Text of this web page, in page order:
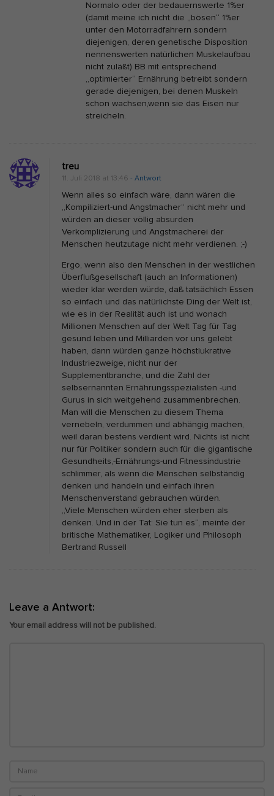
Normalo oder der bedauernswerte 1%er
(damit meine ich nicht die „bösen“ 1%er
unter den Motorradfahrern sondern
diejenigen, deren genetische Disposition
nennenswerten natürlichen Muskelaufbau
nicht zuläßt) BB mit entsprechend
„optimierter“ Ernährung betreibt sondern
gerade diejenigen, bei denen Muskeln
schon wachsen,wenn sie das Eisen nur
streicheln.
treu
11. Juli 2018 at 13:46 - Antwort
Wenn alles so einfach wäre, dann wären die
„Kompiliziert-und Angstmacher“ nicht mehr und
würden an dieser völlig absurden
Verkomplizierung und Angstmacherei der
Menschen heutzutage nicht mehr verdienen. ;-)
Ergo, wenn also den Menschen in der westlichen
Überflußgesellschaft (auch an Informationen)
wieder klar werden würde, daß tatsächlich Essen
so einfach und das natürlichste Ding der Welt ist,
wie es in der Realität auch ist und wonach
Millionen Menschen auf der Welt Tag für Tag
gesund leben und Milliarden vor uns gelebt
haben, dann würden ganze höchstlukrative
Industriezweige, nicht nur der
Supplementbranche, und die Zahl der
selbsernannten Ernährungsspezialisten -und
Gurus in sich weitgehend zusammenbrechen.
Man will die Menschen zu diesem Thema
vernebeln, verdummen und abhängig machen,
weil daran bestens verdient wird. Nichts ist nicht
nur für Politiker sondern auch für die gigantische
Gesundheits,-Ernährungs-und Fitnessindustrie
schlimmer, als wenn die Menschen selbständig
denken und handeln und einfach ihren
Menschenverstand gebrauchen würden.
„Viele Menschen würden eher sterben als
denken. Und in der Tat: Sie tun es“, meinte der
britische Mathematiker, Logiker und Philosoph
Bertrand Russell
Leave a Antwort:
Your email address will not be published.